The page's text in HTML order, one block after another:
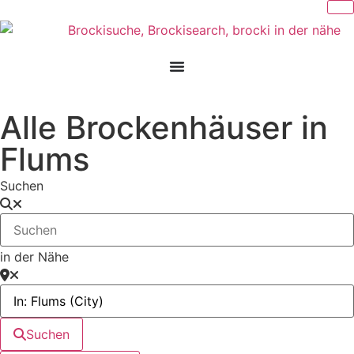
Alle Brockenhäuser in
Flums
Suchen
in der Nähe
Suchen